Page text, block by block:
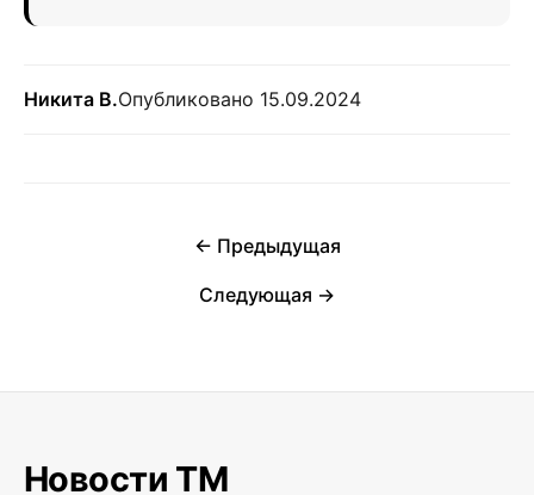
Никита В.Опубликовано 15.09.2024
← Предыдущая
Следующая →
Новости ТМ